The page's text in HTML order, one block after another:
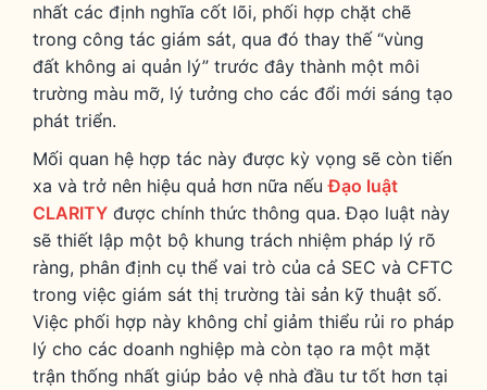
nhất các định nghĩa cốt lõi, phối hợp chặt chẽ
trong công tác giám sát, qua đó thay thế “vùng
đất không ai quản lý” trước đây thành một môi
trường màu mỡ, lý tưởng cho các đổi mới sáng tạo
phát triển.
Mối quan hệ hợp tác này được kỳ vọng sẽ còn tiến
xa và trở nên hiệu quả hơn nữa nếuĐạo luật
CLARITY được chính thức thông qua. Đạo luật này
sẽ thiết lập một bộ khung trách nhiệm pháp lý rõ
ràng, phân định cụ thể vai trò của cả SEC và CFTC
trong việc giám sát thị trường tài sản kỹ thuật số.
Việc phối hợp này không chỉ giảm thiểu rủi ro pháp
lý cho các doanh nghiệp mà còn tạo ra một mặt
trận thống nhất giúp bảo vệ nhà đầu tư tốt hơn tại